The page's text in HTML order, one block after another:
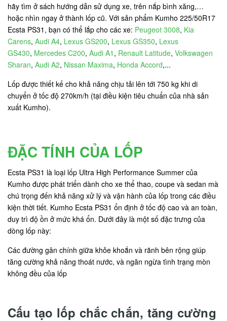
hãy tìm ở sách hướng dẫn sử dụng xe, trên nắp bình xăng,…
hoặc nhìn ngay ở thành lốp cũ. Với sản phẩm Kumho 225/50R17
Ecsta PS31, bạn có thể lắp cho các xe: Peugeot 3008, Kia
Carens, Audi A4, Lexus GS200, Lexus GS350, Lexus
GS430, Mercedes C200, Audi A1 , Renault Latitude, Volkswagen
Sharan, Audi A2, Nissan Maxima, Honda Accord,...
Lốp được thiết kế cho khả năng chịu tải lên tới 750 kg khi di
chuyển ở tốc độ 270km/h (tại điều kiện tiêu chuẩn của nhà sản
xuất Kumho).
ĐẶC TÍNH CỦA LỐP
Ecsta PS31 là loại lốp Ultra High Performance Summer của
Kumho được phát triển dành cho xe thể thao, coupe và sedan mà
chú trọng đến khả năng xử lý và vận hành của lốp trong các điều
kiện thời tiết. Kumho Ecsta PS31 ổn định ở tốc độ cao và an toàn,
duy trì độ ồn ở mức khá ổn. Dưới đây là một số đặc trưng của
dòng lốp này:
Các đường gân chính giữa khỏe khoắn và rãnh bên rộng giúp
tăng cường khả năng thoát nước, và ngăn ngừa tình trạng mòn
không đều của lốp
Cấu tạo lốp chắc chắn, tăng cường